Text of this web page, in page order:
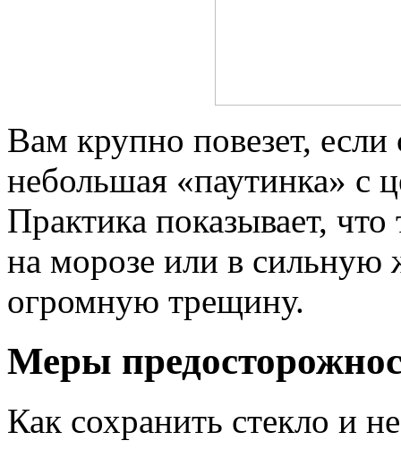
Вам крупно повезет, если
небольшая «паутинка» с
Практика показывает,
на морозе или в сильную
огромную трещину.
Меры
Как сохранить стекло и